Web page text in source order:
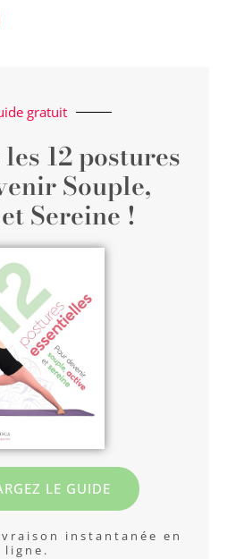
gratuit
12 postures
Souple,
Sereine !
LE GUIDE
instantanée en
ligne.